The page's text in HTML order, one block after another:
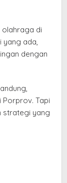
olahraga di
yang ada,
dengan
Tapi
strategi yang